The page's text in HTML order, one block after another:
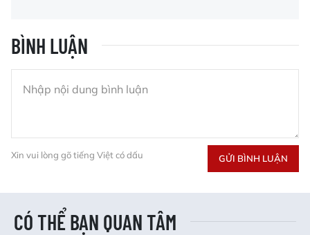
BÌNH LUẬN
Xin vui lòng gõ tiếng Việt có dấu GỬI BÌNH LUẬN
CÓ THỂ BẠN QUAN TÂM